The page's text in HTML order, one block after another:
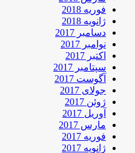
فوریه 2018
ژانویه 2018
دسامبر 2017
نوامبر 2017
اکتبر 2017
سپتامبر 2017
آگوست 2017
جولای 2017
ژوئن 2017
آوریل 2017
مارس 2017
فوریه 2017
ژانویه 2017